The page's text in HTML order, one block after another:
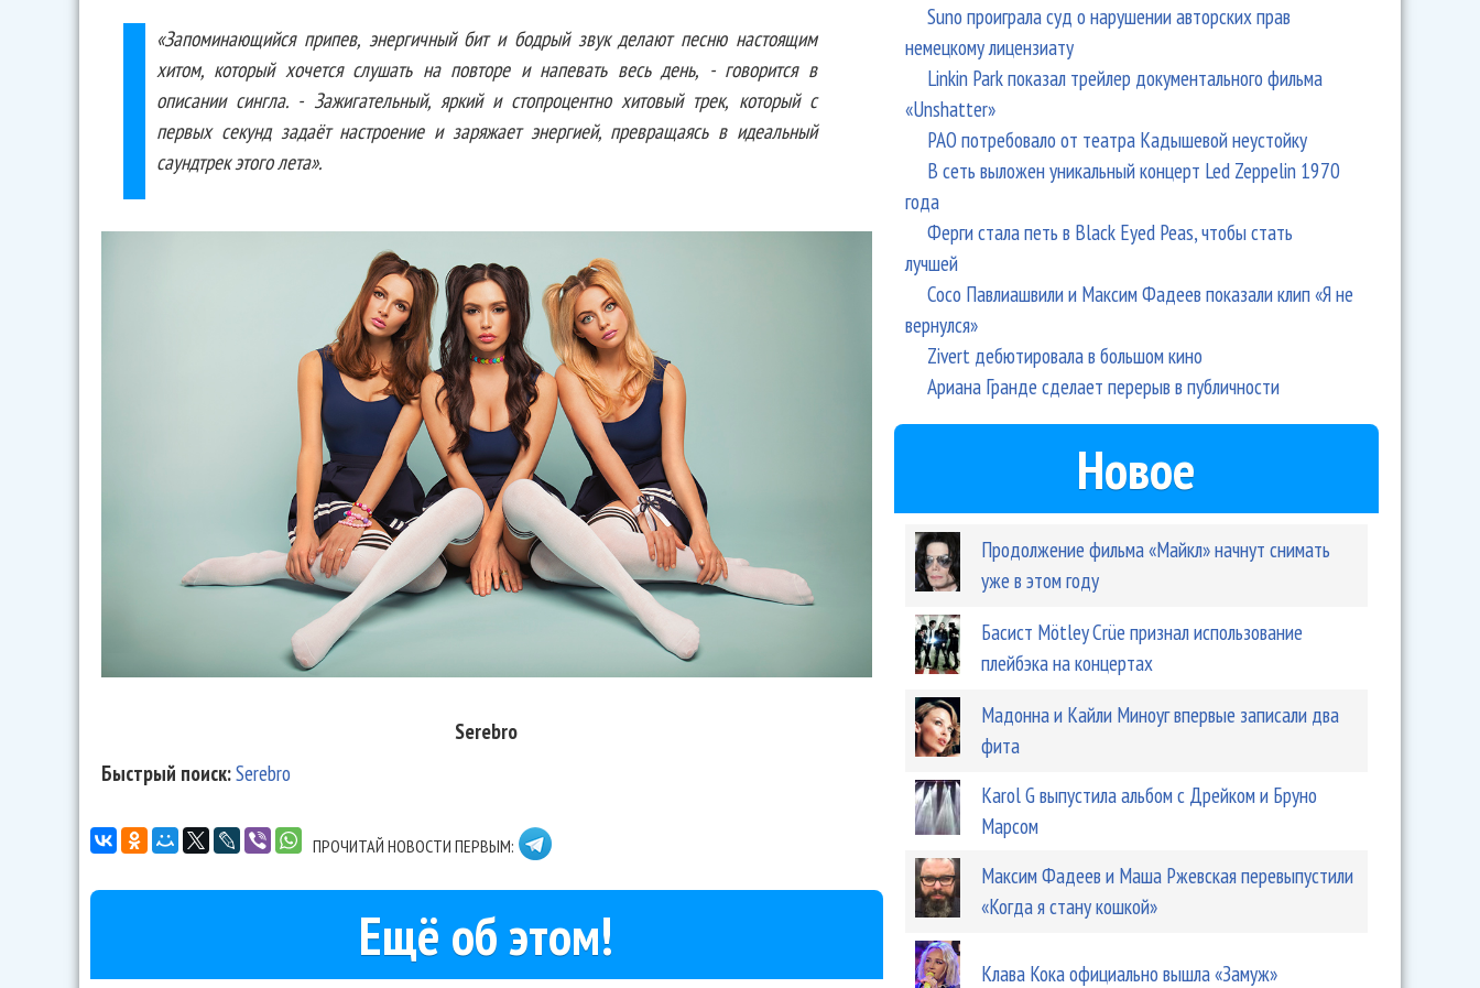
«Запоминающийся припев, энергичный бит и бодрый звук делают песню настоящим
хитом, который хочется слушать на повторе и напевать весь день, - говорится в
описании сингла. - Зажигательный, яркий и стопроцентно хитовый трек, который с
первых секунд задаёт настроение и заряжает энергией, превращаясь в идеальный
саундтрек этого лета».
Serebro
Быстрый поиск:Serebro
ПРОЧИТАЙ НОВОСТИ ПЕРВЫМ:
Ещё об этом!
Suno проиграла суд о нарушении авторских прав
немецкому лицензиату
Linkin Park показал трейлер документального фильма
«Unshatter»
РАО потребовало от театра Кадышевой неустойку
В сеть выложен уникальный концерт Led Zeppelin 1970
года
Ферги стала петь в Black Eyed Peas, чтобы стать
лучшей
Сосо Павлиашвили и Максим Фадеев показали клип «Я не
вернулся»
Zivert дебютировала в большом кино
Ариана Гранде сделает перерыв в публичности
Новое
Продолжение фильма «Майкл» начнут снимать
уже в этом году
Басист Mötley Crüe признал использование
плейбэка на концертах
Мадонна и Кайли Миноуг впервые записали два
фита
Karol G выпустила альбом с Дрейком и Бруно
Марсом
Максим Фадеев и Маша Ржевская перевыпустили
«Когда я стану кошкой»
Клава Кока официально вышла «Замуж»